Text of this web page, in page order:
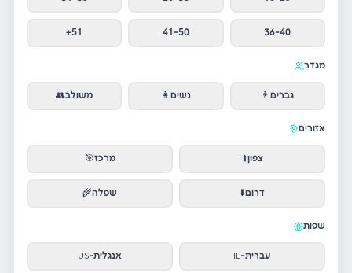
36-40
41-50
51+
מגדר
גברים👨 נשים👩 משולב👥
אזורים
צפון⬆️ מרכז🎯
דרום⬇️ שפלה🌾
שפות
עברית-
IL אנגלית-
US